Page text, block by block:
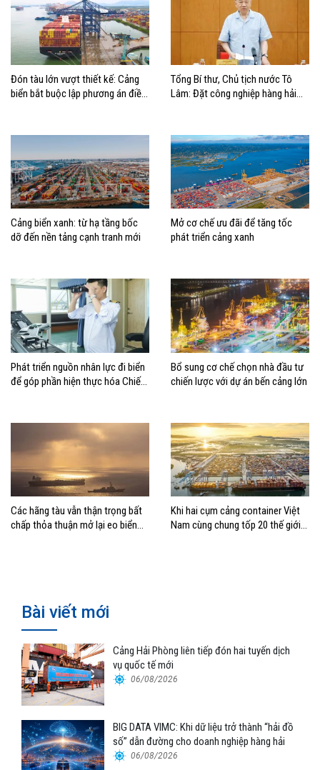
Đón tàu lớn vượt thiết kế: Cảng
biển bắt buộc lập phương án điều
Tổng Bí thư, Chủ tịch nước Tô
Lâm: Đặt công nghiệp hàng hải
biển mạnh
Cảng biển xanh: từ hạ tầng bốc
dỡ đến nền tảng cạnh tranh mới
Mở cơ chế ưu đãi để tăng tốc
phát triển cảng xanh
Phát triển nguồn nhân lực đi biển
để góp phần hiện thực hóa Chiến
Bổ sung cơ chế chọn nhà đầu tư
chiến lược với dự án bến cảng lớn
Các hãng tàu vẫn thận trọng bất
chấp thỏa thuận mở lại eo biển
Khi hai cụm cảng container Việt
Nam cùng chung tốp 20 thế giới
Bài viết mới
Cảng Hải Phòng liên tiếp đón hai tuyến dịch
vụ quốc tế mới
06/08/2026
BIG DATA VIMC: Khi dữ liệu trở thành “hải đồ
số” dẫn đường cho doanh nghiệp hàng hải
06/08/2026